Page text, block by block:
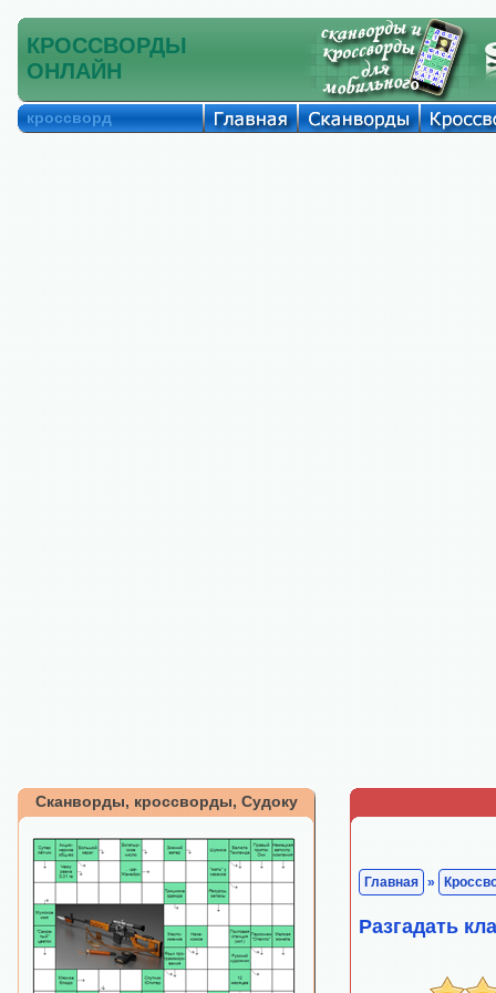
КРОССВОРДЫ
ОНЛАЙН
кроссворд
Сканворды, кроссворды, Судоку
Главная »
Разгадать